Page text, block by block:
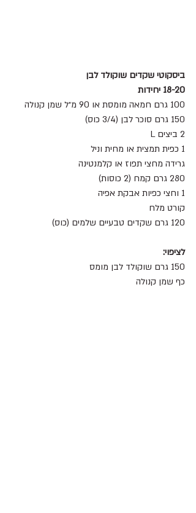
ביסקוטי שקדים שוקולד לבן
18-20 יחידות
100 גרם חמאה מומסת או 90 מ״ל שמן קנולה
150 גרם סוכר לבן (3/4 כוס)
2 ביצים L
1 כפית תמצית או מחית וניל
גרידה מחצי תפוז או קלמנטינה
280 גרם קמח (2 כוסות)
1 וחצי כפיות אבקת אפיה
קורט מלח
120 גרם שקדים טבעיים שלמים (כוס)
לציפוי:
150 גרם שוקולד לבן מומס
כף שמן קנולה